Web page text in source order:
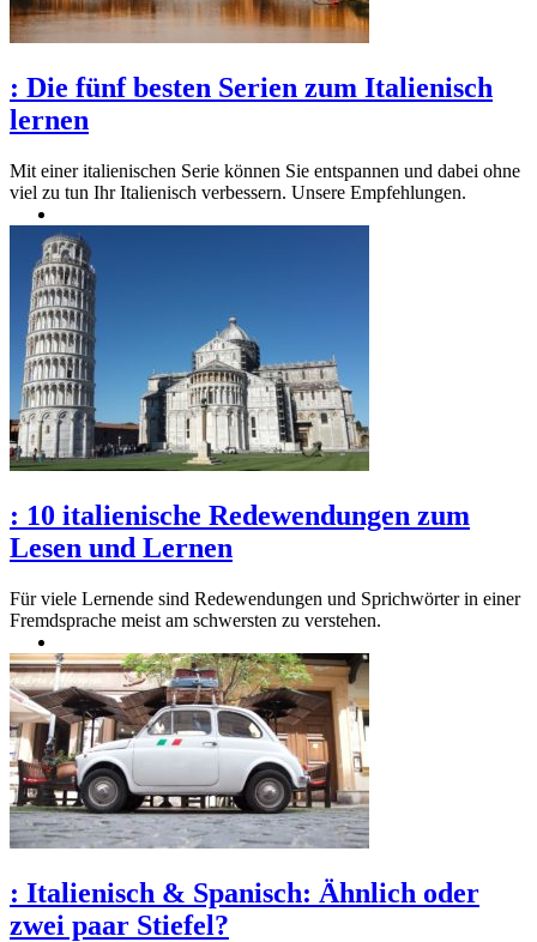
: Die fünf besten Serien zum Italienisch
lernen
Mit einer italienischen Serie können Sie entspannen und dabei ohne
viel zu tun Ihr Italienisch verbessern. Unsere Empfehlungen.
: 10 italienische Redewendungen zum
Lesen und Lernen
Für viele Lernende sind Redewendungen und Sprichwörter in einer
Fremdsprache meist am schwersten zu verstehen.
: Italienisch & Spanisch: Ähnlich oder
zwei paar Stiefel?